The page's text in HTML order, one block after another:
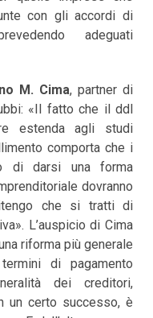
con gli accordi di
adeguati
M. Cima, partner di
«Il fatto che il ddl
estenda agli studi
comporta che i
di darsi una forma
dovranno
che si tratti di
L’auspicio di Cima
riforma più generale
di pagamento
dei creditori,
un certo successo, è